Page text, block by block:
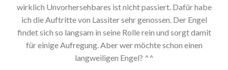
wirklich Unvorhersehbares ist nicht passiert. Dafür habe
ich die Auftritte von Lassiter sehr genossen. Der Engel
findet sich so langsam in seine Rolle rein und sorgt damit
für einige Aufregung. Aber wer möchte schon einen
langweiligen Engel? ^^